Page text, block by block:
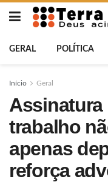
GERAL POLÍTICA
Início Geral
Assinatura
trabalho
apenas
reforça